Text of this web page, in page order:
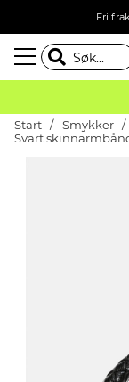
Fri
Start Smykker
Svart